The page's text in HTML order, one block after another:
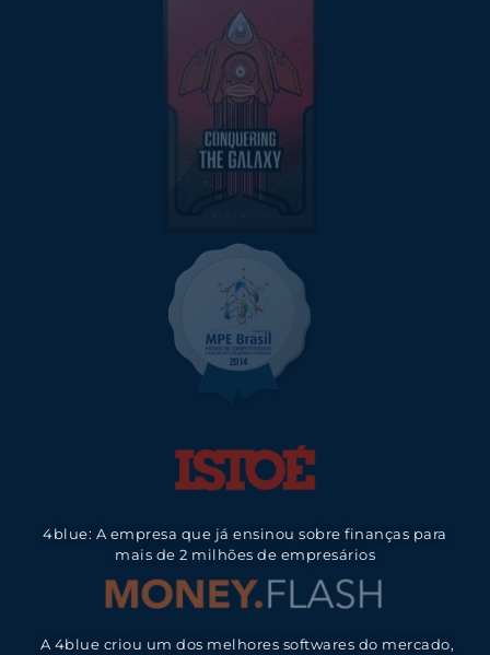
4blue: A empresa que já ensinou sobre finanças para
mais de 2 milhões de empresários
A 4blue criou um dos melhores softwares do mercado,